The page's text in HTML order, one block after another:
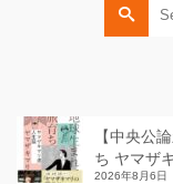
for:
【中央公
ち ヤマザ
2026年8月6日